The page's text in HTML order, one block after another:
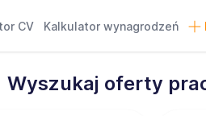
CV Kalkulator wynagrodzeń
Wyszukaj oferty